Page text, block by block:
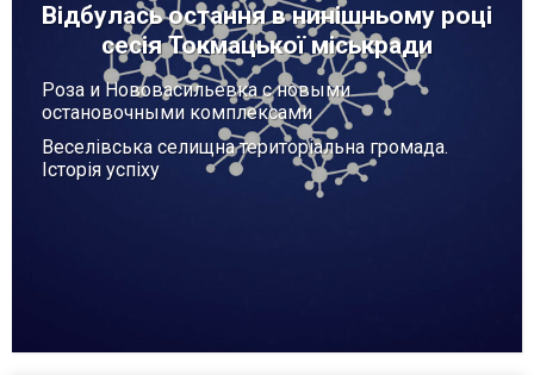
Відбулась остання в нинішньому році
сесія Токмацької міськради
Роза и Нововасильевка с новыми
остановочными комплексами
Веселівська селищна територіальна громада.
Історія успіху